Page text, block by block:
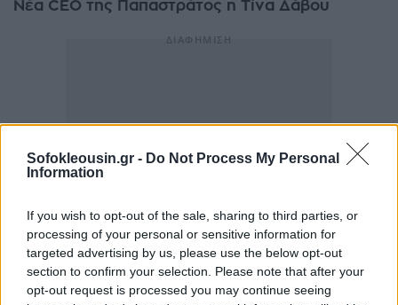
Sofokleousin.gr - Do Not Process My Personal
Information
If you wish to opt-out of the sale, sharing to third parties, or
processing of your personal or sensitive information for
targeted advertising by us, please use the below opt-out
section to confirm your selection. Please note that after your
opt-out request is processed you may continue seeing
Νέα CEO της Παπαστράτος η Τίνα Δάβου